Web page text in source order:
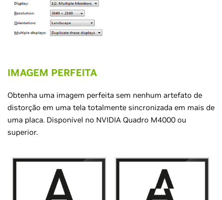
IMAGEM PERFEITA
Obtenha uma imagem perfeita sem nenhum artefato de
distorção em uma tela totalmente sincronizada em mais de
uma placa. Disponível no NVIDIA Quadro M4000 ou
superior.